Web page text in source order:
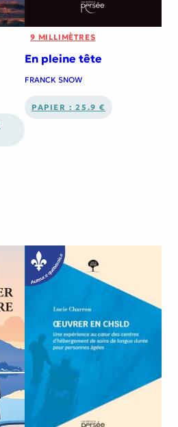
9 MILLIMÈTRES
En pleine tête
FRANCK SNOW
PAPIER : 25.9 €